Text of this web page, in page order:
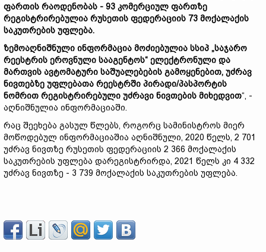
ფართის რაოდენობას - 93 კომერციულ ფართზე
რეგისტრირებულია რუსეთის ფედერაციის 73 მოქალაქის
საკუთრების უფლება.
ზემოაღნიშნული ინფორმაცია მოძიებულია სსიპ „საჯარო
რეესტრის ეროვნული სააგენტოს“ ელექტრონული და
მართვის ავტომატური საშუალებების გამოყენებით, უძრავ
ნივთებზე უფლებათა რეესტრში პირადი/პასპორტის
ნომრით რეგისტრირებული უძრავი ნივთების მიხედვით“, -
აღნიშნულია ინფორმაციაში.
რაც შეეხება გასულ წლებს, როგორც სამინისტროს მიერ
მოწოდებულ ინფორმაციაშია აღნიშნული, 2020 წელს, 2 701
უძრავ ნივთზე რუსეთის ფედერაციის 2 366 მოქალაქის
საკუთრების უფლება დარეგისტრირდა, 2021 წელს კი 4 332
უძრავ ნივთზე - 3 739 მოქალაქის საკუთრების უფლება.